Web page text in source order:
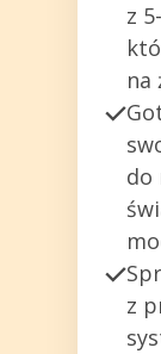
z
na
do
z